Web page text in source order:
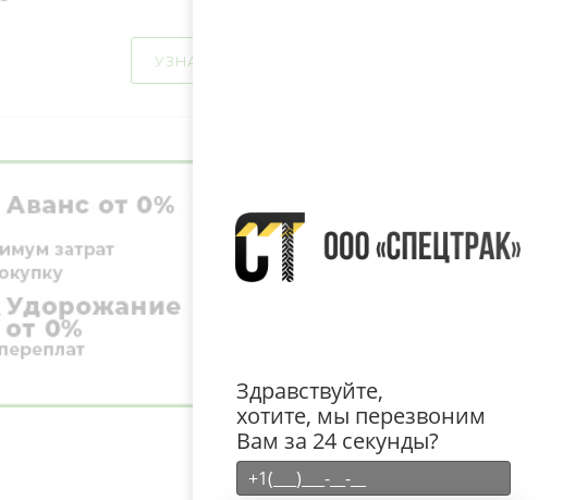
УЗНАТЬ ЦЕНУ
Здравствуйте,
хотите, мы перезвоним
Вам за 24 секунды?